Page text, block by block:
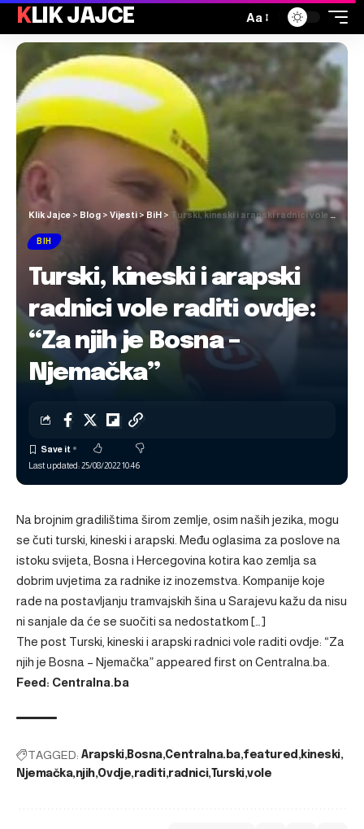
KLIK JAJCE Aa
Klik Jajce > Blog > Vijesti>BiH > Turski, kineski i arapski radnici vole raditi ovdje: “Za njih je Bosna – Njemačka”
BIH
Turski, kineski i arapski
radnici vole raditi ovdje:
“Za njih je Bosna –
Njemačka”
Last updated: 25/08/2022 10:46
Na brojnim gradilištima širom zemlje, osim naših jezika, mogu
se čuti turski, kineski i arapski. Među oglasima za poslove na
istoku svijeta, Bosna i Hercegovina kotira kao zemlja sa
dobrim uvjetima za radnike iz inozemstva. Kompanije koje
rade na postavljanju tramvajskih šina u Sarajevu kažu da nisu
ni sanjale da će se suočiti sa nedostatkom […]
The post Turski, kineski i arapski radnici vole raditi ovdje: “Za
njih je Bosna – Njemačka”appeared first on Centralna.ba
Feed: Centralna.ba
TAGGED: Arapski Bosna Centralna.ba featured kineski
Njemačka njih Ovdje raditi radnici Turski vole